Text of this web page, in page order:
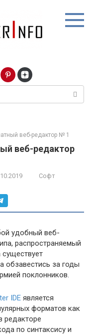
веб-редактор № 1
веб-редактор
Софт
удобный веб-
распространяемый
обзавестись за годы
поклонников.
IDE является
форматов как
редакторе
по синтаксису и